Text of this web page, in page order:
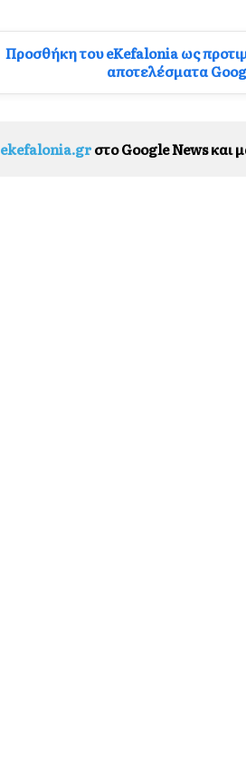
Προσθήκη του eKefalonia ως
αποτελέσματα
ekefalonia.grστο Google News και